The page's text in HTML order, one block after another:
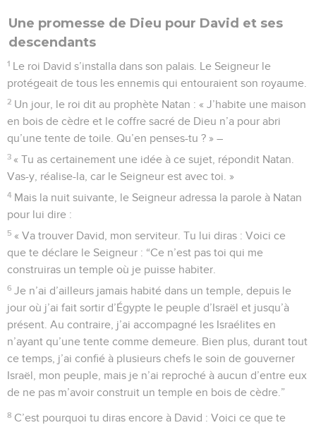
Une promesse de Dieu pour David et ses
descendants
1 Le roi David s’installa dans son palais. Le Seigneur le
protégeait de tous les ennemis qui entouraient son royaume.
2 Un jour, le roi dit au prophète Natan : « J’habite une maison
en bois de cèdre et le coffre sacré de Dieu n’a pour abri
qu’une tente de toile. Qu’en penses-tu ? » –
3 « Tu as certainement une idée à ce sujet, répondit Natan.
Vas-y, réalise-la, car le Seigneur est avec toi. »
4 Mais la nuit suivante, le Seigneur adressa la parole à Natan
pour lui dire :
5 « Va trouver David, mon serviteur. Tu lui diras : Voici ce
que te déclare le Seigneur : “Ce n’est pas toi qui me
construiras un temple où je puisse habiter.
6 Je n’ai d’ailleurs jamais habité dans un temple, depuis le
jour où j’ai fait sortir d’Égypte le peuple d’Israël et jusqu’à
présent. Au contraire, j’ai accompagné les Israélites en
n’ayant qu’une tente comme demeure. Bien plus, durant tout
ce temps, j’ai confié à plusieurs chefs le soin de gouverner
Israël, mon peuple, mais je n’ai reproché à aucun d’entre eux
de ne pas m’avoir construit un temple en bois de cèdre.”
8 C’est pourquoi tu diras encore à David : Voici ce que te